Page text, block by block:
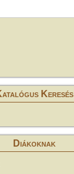
Keresés
Diákoknak